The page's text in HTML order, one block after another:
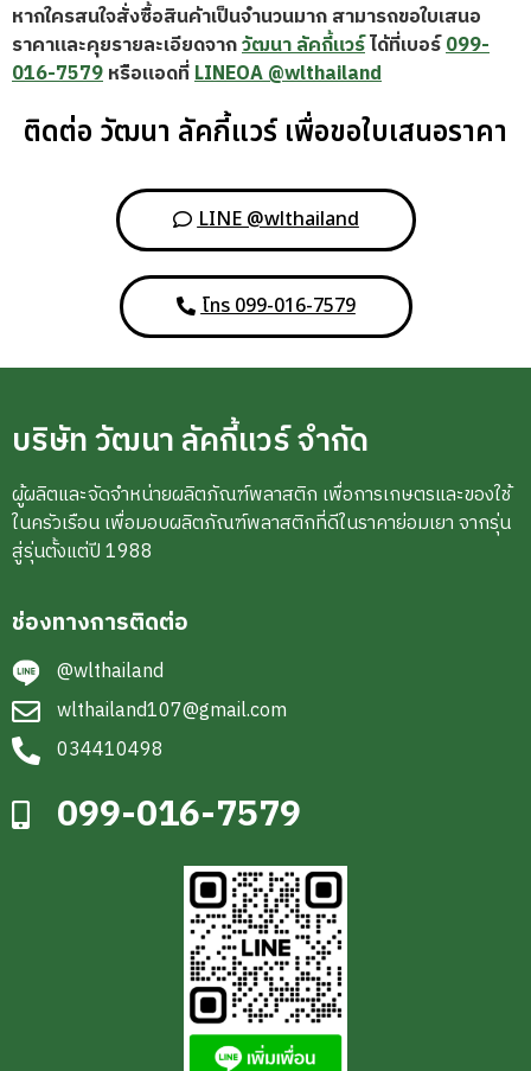
หากใครสนใจสั่งซื้อสินค้าเป็นจำนวนมาก สามารถขอใบเสนอ
ราคาและคุยรายละเอียดจากวัฒนา ลัคกี้แวร์ได้ที่เบอร์099-
016-7579หรือแอดที่LINEOA @wlthailand
ติดต่อ วัฒนา ลัคกี้แวร์ เพื่อขอใบเสนอราคา
LINE @wlthailand
โทร 099-016-7579
บริษัท วัฒนา ลัคกี้แวร์ จำกัด
ผู้ผลิตและจัดจำหน่ายผลิตภัณฑ์พลาสติก เพื่อการเกษตรและของใช้
ในครัวเรือน เพื่อมอบผลิตภัณฑ์พลาสติกที่ดีในราคาย่อมเยา จากรุ่น
สู่รุ่นตั้งแต่ปี 1988
ช่องทางการติดต่อ
@wlthailand
wlthailand107@gmail.com
034410498
099-016-7579